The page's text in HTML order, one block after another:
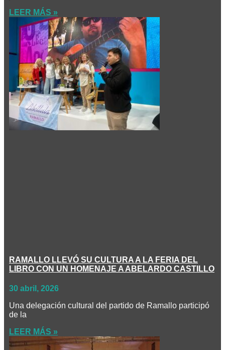
LEER MÁS »
RAMALLO LLEVÓ SU CULTURA A LA FERIA DEL
LIBRO CON UN HOMENAJE A ABELARDO CASTILLO
30 abril, 2026
Una delegación cultural del partido de Ramallo participó
de la
LEER MÁS »